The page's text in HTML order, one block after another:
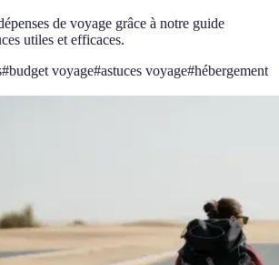
de voyage grâce à notre guide
utiles et efficaces.
#budget voyage#astuces voyage#hébergement